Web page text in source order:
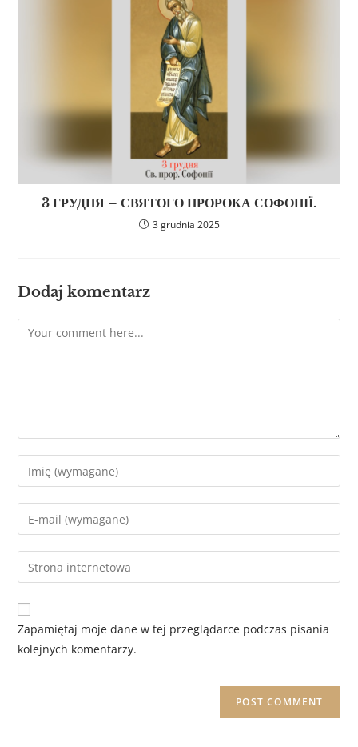
3 ГРУДНЯ – СВЯТОГО ПРОРОКА СОФОНІЇ.
3 grudnia 2025
Dodaj komentarz
Zapamiętaj moje dane w tej przeglądarce podczas pisania
kolejnych komentarzy.